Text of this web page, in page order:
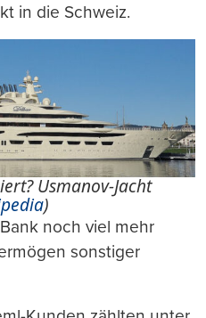
in die Schweiz.
Usmanov-Jacht
)
noch viel mehr
sonstiger